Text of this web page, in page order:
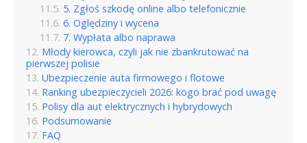
5. Zgłoś szkodę online albo telefonicznie
6. Oględziny i wycena
7. Wypłata albo naprawa
Młody kierowca, czyli jak nie zbankrutować na
pierwszej polisie
Ubezpieczenie auta firmowego i flotowe
Ranking ubezpieczycieli 2026: kogo brać pod uwagę
Polisy dla aut elektrycznych i hybrydowych
Podsumowanie
FAQ